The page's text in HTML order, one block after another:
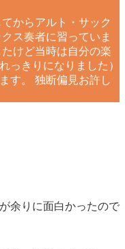
からアルト・サック
ス奏者に習っていま
けど当時は自分の楽
っきりになりました）
す。 独断偏見お許し
余りに面白かったので